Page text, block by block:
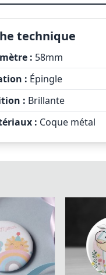
technique
: 58mm
: Épingle
: Brillante
: Coque métal